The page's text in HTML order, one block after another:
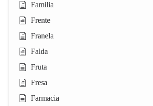
Familia
Frente
Franela
Falda
Fruta
Fresa
Farmacia